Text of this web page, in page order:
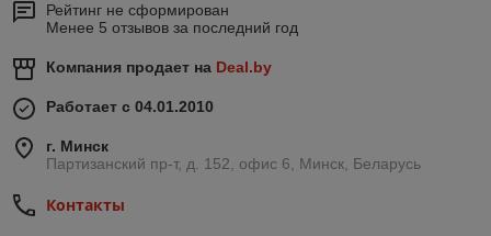
Рейтинг не сформирован
Менее 5 отзывов за последний год
Компания продает на Deal.by
Работает с 04.01.2010
г. Минск
Партизанский пр-т, д. 152, офис 6, Минск, Беларусь
Контакты